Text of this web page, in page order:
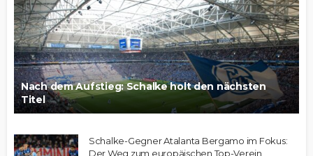
Nach dem Aufstieg: Schalke holt den nächsten
Titel
Schalke-Gegner Atalanta Bergamo im Fokus:
Der Weg zum europäischen Top-Verein